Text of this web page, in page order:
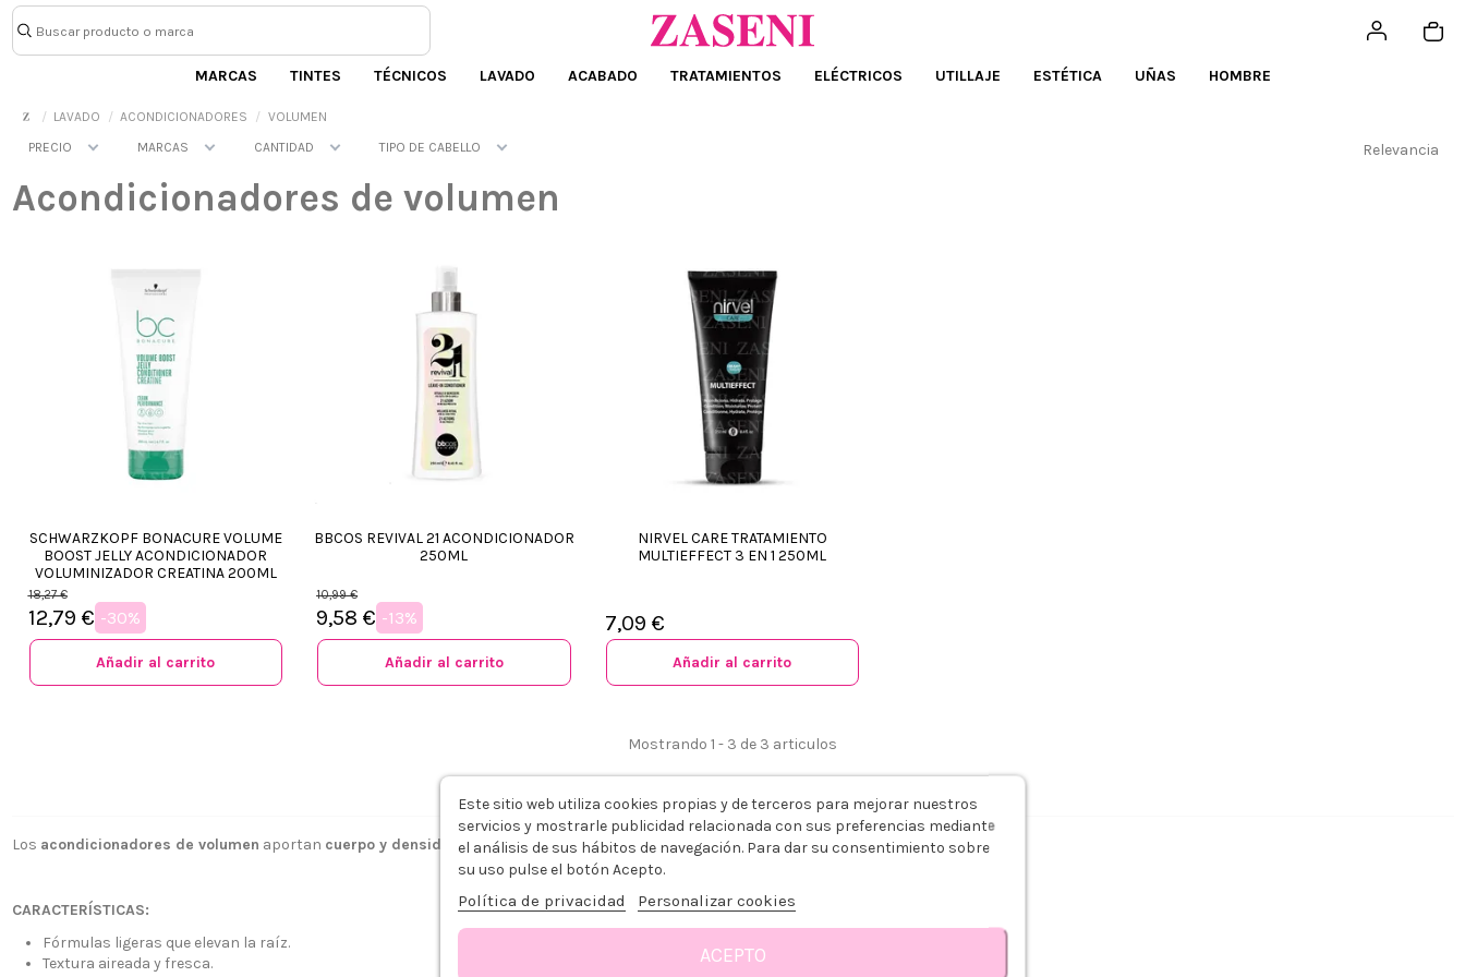
MARCAS TINTES TÉCNICOS LAVADO ACABADO TRATAMIENTOS ELÉCTRICOS UTILLAJE ESTÉTICA UÑAS HOMBRE
LAVADO ACONDICIONADORES
VOLUMEN
PRECIO
MARCAS CANTIDAD TIPO DE CABELLO Relevancia
Acondicionadores de volumen
SCHWARZKOPF BONACURE VOLUME
BOOST JELLY ACONDICIONADOR
VOLUMINIZADOR CREATINA 200ML
18,27 €
12,79 € -30%
Añadir al carrito
BBCOS REVIVAL 21 ACONDICIONADOR
250ML
10,99 €
9,58 € -13%
Añadir al carrito
NIRVEL CARE TRATAMIENTO
MULTIEFFECT 3 EN 1 250ML
7,09 €
Añadir al carrito
Mostrando 1 - 3 de 3 articulos
Los acondicionadores de volumen aportan cuerpo y densidadal cabello fino o lacio, sin apelmazar.
CARACTERÍSTICAS:
Fórmulas ligeras que elevan la raíz.
Textura aireada y fresca.
Este sitio web utiliza cookies propias y de terceros para mejorar nuestros
servicios y mostrarle publicidad relacionada con sus preferencias mediante
el análisis de sus hábitos de navegación. Para dar su consentimiento sobre
su uso pulse el botón Acepto.
Política de privacidad Personalizar cookies
ACEPTO